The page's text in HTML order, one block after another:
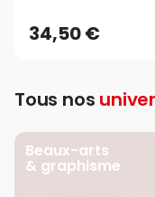
34,50 €
Tous nos
Beaux-arts
& graphisme